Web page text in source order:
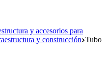
y accesorios para
y construcción Tubo